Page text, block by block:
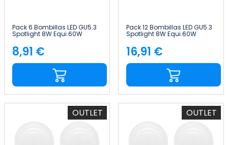
Pack 6 Bombillas LED GU5.3
Spotlight 8W Equi.60W
700lm Raydan Home
Precio
8,91 €
Pack 12 Bombillas LED GU5.3
Spotlight 8W Equi.60W
700lm Raydan Home
Precio
16,91 €
OUTLET OUTLET